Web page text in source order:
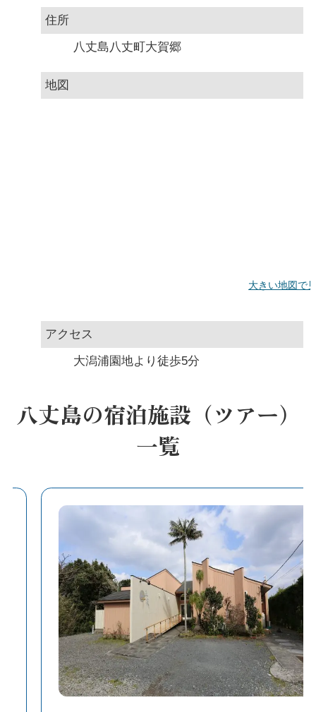
住所
八丈島八丈町大賀郷
地図
大きい地図で
アクセス
大潟浦園地より徒歩5分
八丈島の宿泊施設（ツアー）
一覧